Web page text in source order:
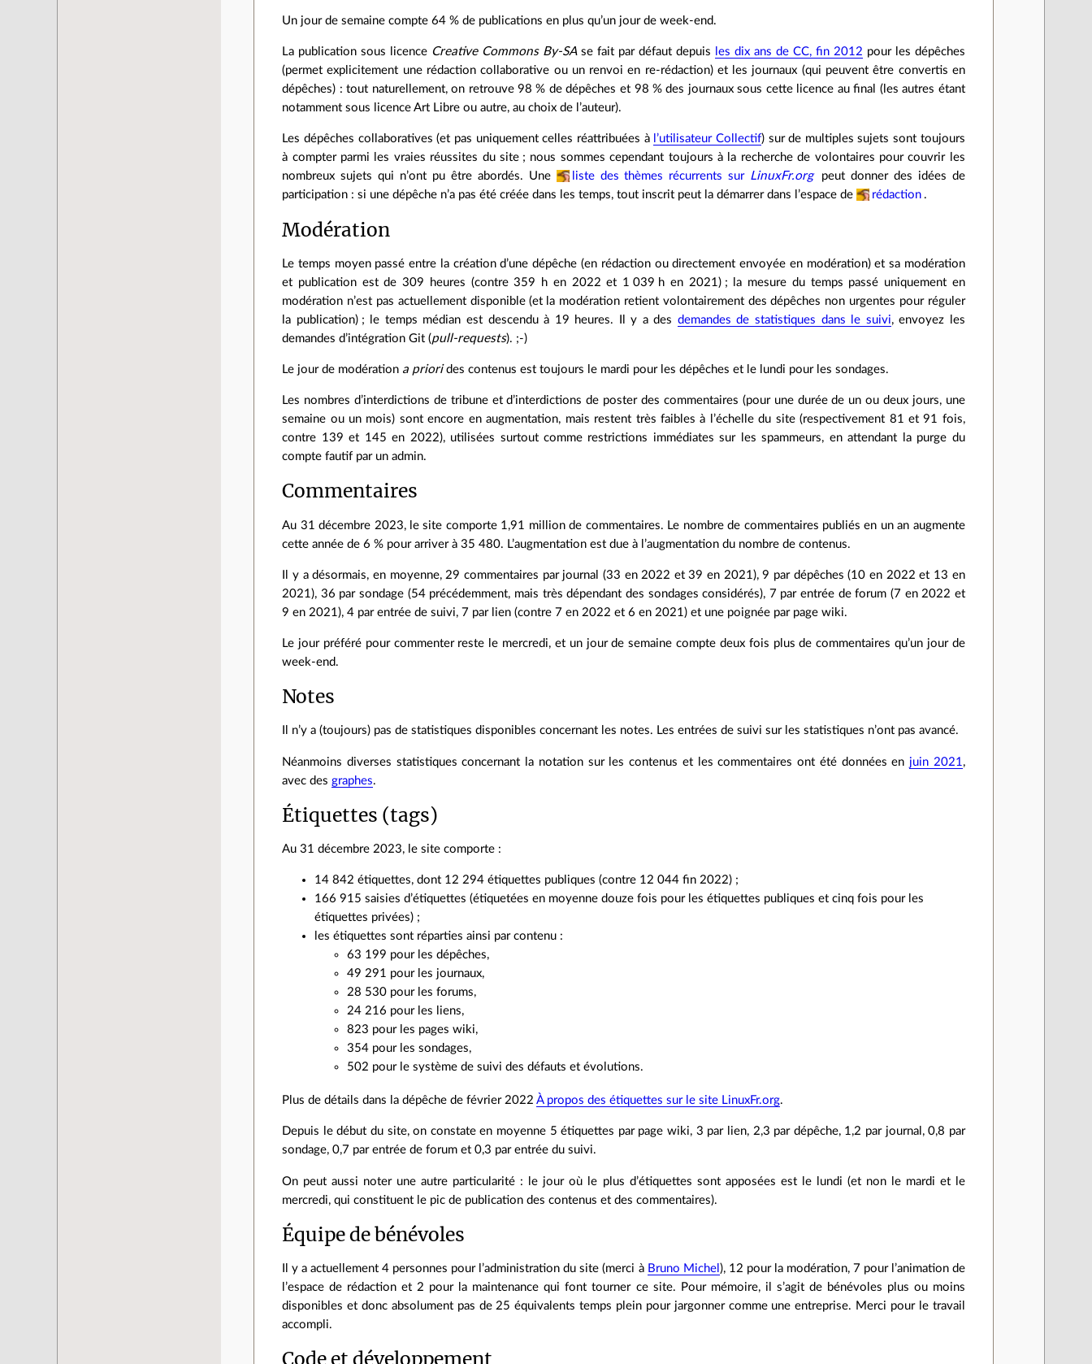
Un jour de semaine compte 64 % de publications en plus qu’un jour de week‐end.
La publication sous licence Creative Commons By-SAse fait par défaut depuis les dix ans de CC, fin 2012 pour les dépêches
(permet explicitement une rédaction collaborative ou un renvoi en re‐rédaction) et les journaux (qui peuvent être convertis en
dépêches) : tout naturellement, on retrouve 98 % de dépêches et 98 % des journaux sous cette licence au final (les autres étant
notamment sous licence Art Libre ou autre, au choix de l’auteur).
Les dépêches collaboratives (et pas uniquement celles réattribuées à l’utilisateur Collectif) sur de multiples sujets sont toujours
à compter parmi les vraies réussites du site ; nous sommes cependant toujours à la recherche de volontaires pour couvrir les
nombreux sujets qui n’ont pu être abordés. Une
liste des thèmes récurrents sur LinuxFr.org
peut donner des idées de
participation : si une dépêche n’a pas été créée dans les temps, tout inscrit peut la démarrer dans l’espace de
rédaction .
Modération
Le temps moyen passé entre la création d’une dépêche (en rédaction ou directement envoyée en modération) et sa modération
et publication est de 309 heures (contre 359 h en 2022 et 1 039 h en 2021) ; la mesure du temps passé uniquement en
modération n’est pas actuellement disponible (et la modération retient volontairement des dépêches non urgentes pour réguler
la publication) ; le temps médian est descendu à 19 heures. Il y a des demandes de statistiques dans le suivi, envoyez les
demandes d’intégration Git (pull‐requests). ;-)
Le jour de modération a priorides contenus est toujours le mardi pour les dépêches et le lundi pour les sondages.
Les nombres d’interdictions de tribune et d’interdictions de poster des commentaires (pour une durée de un ou deux jours, une
semaine ou un mois) sont encore en augmentation, mais restent très faibles à l’échelle du site (respectivement 81 et 91 fois,
contre 139 et 145 en 2022), utilisées surtout comme restrictions immédiates sur les spammeurs, en attendant la purge du
compte fautif par un admin.
Commentaires
Au 31 décembre 2023, le site comporte 1,91 million de commentaires. Le nombre de commentaires publiés en un an augmente
cette année de 6 % pour arriver à 35 480. L’augmentation est due à l’augmentation du nombre de contenus.
Il y a désormais, en moyenne, 29 commentaires par journal (33 en 2022 et 39 en 2021), 9 par dépêches (10 en 2022 et 13 en
2021), 36 par sondage (54 précédemment, mais très dépendant des sondages considérés), 7 par entrée de forum (7 en 2022 et
9 en 2021), 4 par entrée de suivi, 7 par lien (contre 7 en 2022 et 6 en 2021) et une poignée par page wiki.
Le jour préféré pour commenter reste le mercredi, et un jour de semaine compte deux fois plus de commentaires qu’un jour de
week‐end.
Notes
Il n’y a (toujours) pas de statistiques disponibles concernant les notes. Les entrées de suivi sur les statistiques n’ont pas avancé.
Néanmoins diverses statistiques concernant la notation sur les contenus et les commentaires ont été données en juin 2021 ,
avec desgraphes.
Étiquettes (tags)
Au 31 décembre 2023, le site comporte :
14 842 étiquettes, dont 12 294 étiquettes publiques (contre 12 044 fin 2022) ;
166 915 saisies d’étiquettes (étiquetées en moyenne douze fois pour les étiquettes publiques et cinq fois pour les
étiquettes privées) ;
les étiquettes sont réparties ainsi par contenu :
63 199 pour les dépêches,
49 291 pour les journaux,
28 530 pour les forums,
24 216 pour les liens,
823 pour les pages wiki,
354 pour les sondages,
502 pour le système de suivi des défauts et évolutions.
Plus de détails dans la dépêche de février 2022À propos des étiquettes sur le site LinuxFr.org.
Depuis le début du site, on constate en moyenne 5 étiquettes par page wiki, 3 par lien, 2,3 par dépêche, 1,2 par journal, 0,8 par
sondage, 0,7 par entrée de forum et 0,3 par entrée du suivi.
On peut aussi noter une autre particularité : le jour où le plus d’étiquettes sont apposées est le lundi (et non le mardi et le
mercredi, qui constituent le pic de publication des contenus et des commentaires).
Équipe de bénévoles
Il y a actuellement 4 personnes pour l’administration du site (merci à Bruno Michel ), 12 pour la modération, 7 pour l’animation de
l’espace de rédaction et 2 pour la maintenance qui font tourner ce site. Pour mémoire, il s’agit de bénévoles plus ou moins
disponibles et donc absolument pas de 25 équivalents temps plein pour jargonner comme une entreprise. Merci pour le travail
accompli.
Code et développement